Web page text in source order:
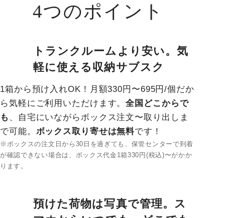
4つのポイント
トランクルームより安い。気
軽に使える収納サブスク
1箱から預け入れOK！月額330円〜695円/個だか
ら気軽にご利用いただけます。全国どこからで
も 、自宅にいながらボックス注文〜取り出しま
で可能。 ボックス取り寄せは無料です！
※ボックスの注文日から30日を過ぎても、保管センターで到着
が確認できない場合は、ボックス代金1箱330円(税込)〜がかか
ります。
預けた荷物は写真で管理。ス